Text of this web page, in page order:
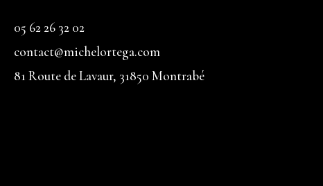
05 62 26 32 02
contact@michelortega.com
81 Route de Lavaur, 31850 Montrabé